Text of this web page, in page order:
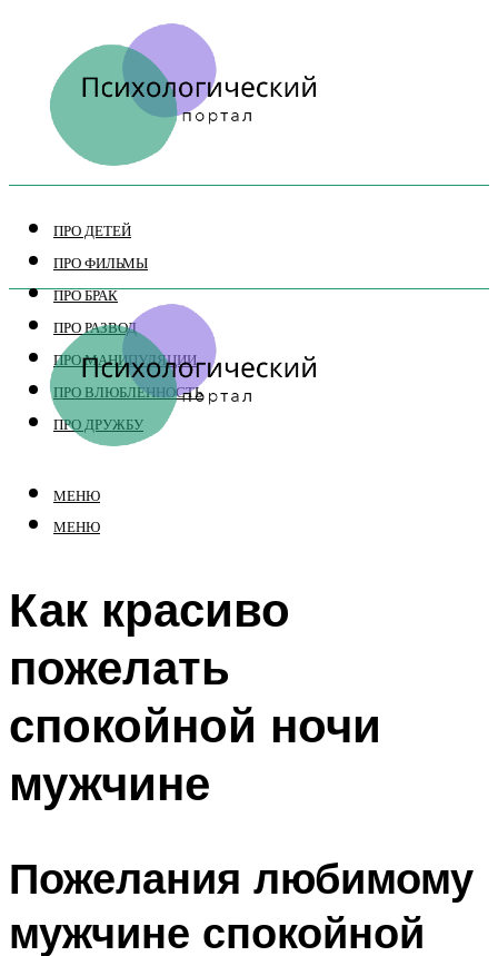
ПРО ДЕТЕЙ
ПРО ФИЛЬМЫ
ПРО БРАК
ПРО РАЗВОД
ПРО МАНИПУЛЯЦИИ
ПРО ВЛЮБЛЕННОСТЬ
ПРО ДРУЖБУ
МЕНЮ
МЕНЮ
Как красиво
пожелать
спокойной ночи
мужчине
Пожелания любимому
мужчине спокойной